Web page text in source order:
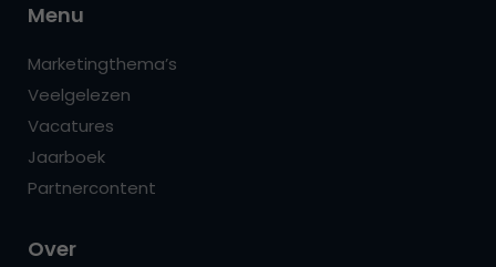
Menu
Marketingthema’s
Veelgelezen
Vacatures
Jaarboek
Partnercontent
Over